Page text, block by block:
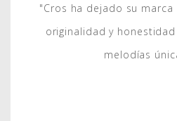
"Cros ha dejado su
originalidad y
melodías